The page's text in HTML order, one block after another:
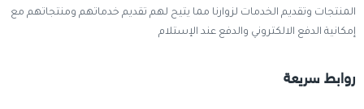
المنتجات وتقديم الخدمات لزوارنا مما يتيح لهم تقديم خدماتهم ومنتجاتهم مع
إمكانية الدفع الالكتروني والدفع عند الإستلام
روابط سريعة